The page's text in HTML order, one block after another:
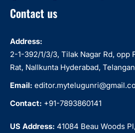
Contact us
Address:
2-1-392/1/3/3, Tilak Nagar Rd, opp
Rat, Nallkunta Hyderabad,
Email:
Contact: +91-7893860141
US Address: 41084 Beau Woods